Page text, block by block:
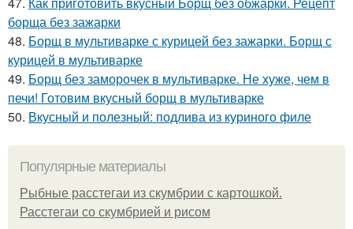
борща без зажарки
48. Борщ в мультиварке с курицей без зажарки. Борщ с
курицей в мультиварке
49. Борщ без заморочек в мультиварке. Не хуже, чем в
печи! Готовим вкусный борщ в мультиварке
50. Вкусный и полезный: подлива из куриного филе
Популярные материалы
Рыбные расстегаи из скумбрии с картошкой.
Расстегаи со скумбрией и рисом